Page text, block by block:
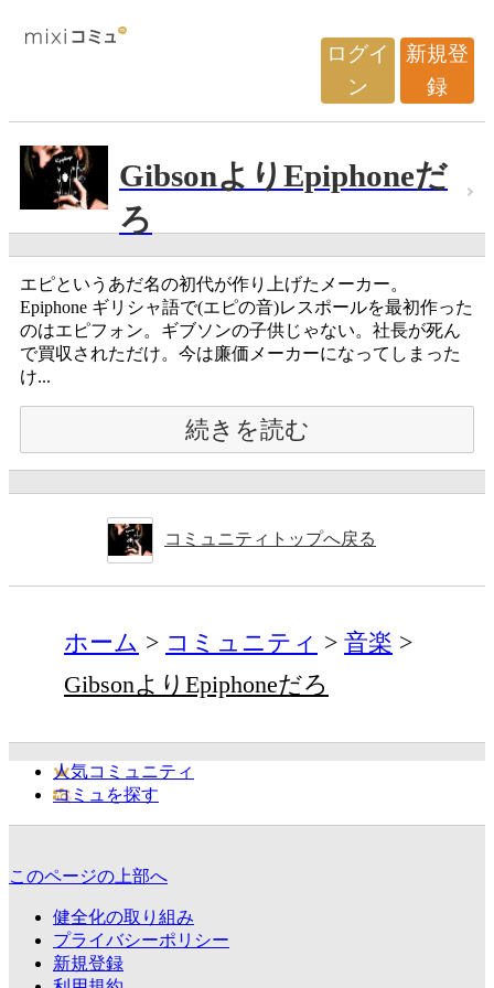
ログイ
ン
新規登
録
GibsonよりEpiphoneだ
ろ
エピというあだ名の初代が作り上げたメーカー。
Epiphone ギリシャ語で(エピの音)レスポールを最初作った
のはエピフォン。ギブソンの子供じゃない。社長が死ん
で買収されただけ。今は廉価メーカーになってしまった
け...
続きを読む
コミュニティトップへ戻る
ホーム コミュニティ
音楽
GibsonよりEpiphoneだろ
人気コミュニティ
コミュを探す
このページの上部へ
健全化の取り組み
プライバシーポリシー
新規登録